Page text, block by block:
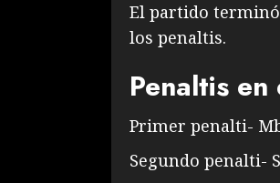
El partido
los penaltis.
Penaltis
Primer penalti-
Segundo penalti-